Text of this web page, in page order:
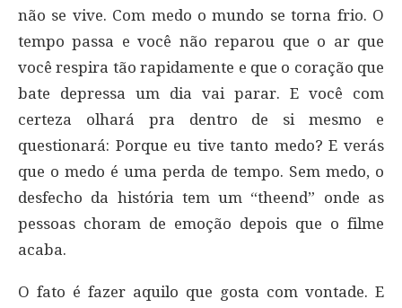
não se vive. Com medo o mundo se torna frio. O
tempo passa e você não reparou que o ar que
você respira tão rapidamente e que o coração que
bate depressa um dia vai parar. E você com
certeza olhará pra dentro de si mesmo e
questionará: Porque eu tive tanto medo? E verás
que o medo é uma perda de tempo. Sem medo, o
desfecho da história tem um “theend” onde as
pessoas choram de emoção depois que o filme
acaba.
O fato é fazer aquilo que gosta com vontade. E